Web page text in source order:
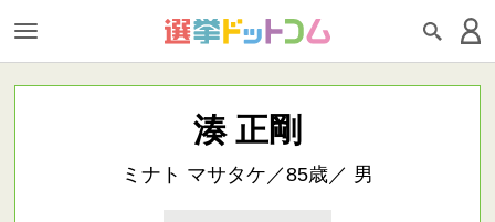
湊 正剛
ミナト マサタケ／85歳／ 男